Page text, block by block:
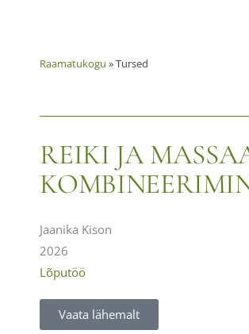
Raamatukogu »Tursed
REIKI JA
Jaanika Kison
2026
Lõputöö
Vaata lähemalt